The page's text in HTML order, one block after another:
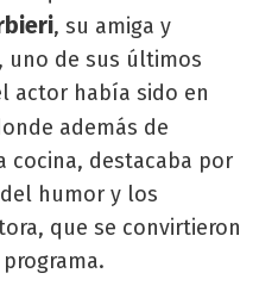
, su amiga y
uno de sus últimos
actor había sido en
además de
cocina, destacaba por
humor y los
que se convirtieron